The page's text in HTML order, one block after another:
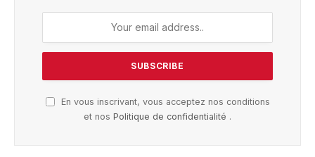
En vous inscrivant, vous acceptez nos conditions
et nos Politique de confidentialité .